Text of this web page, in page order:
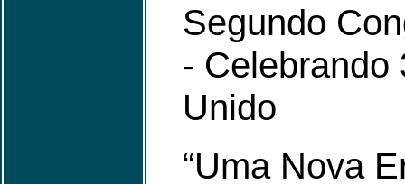
Segundo
- Celebrando
Unido
“Uma Nova